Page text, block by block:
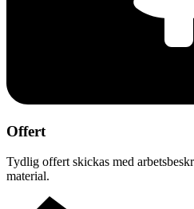
Offert
Tydlig offert skickas med
material.